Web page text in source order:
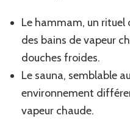
Le hammam, un rituel
des bains de vapeur
douches froides.
Le sauna, semblable
environnement
vapeur chaude.